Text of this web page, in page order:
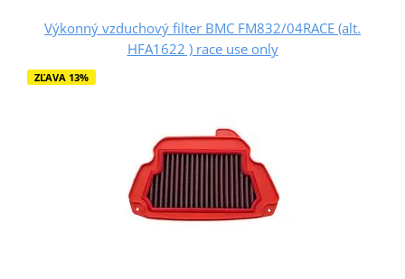
Výkonný vzduchový filter BMC FM832/04RACE (alt.
HFA1622 ) race use only
ZĽAVA 13%